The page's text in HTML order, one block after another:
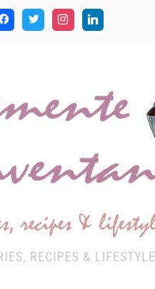
RECIPES & LIFESTYLE